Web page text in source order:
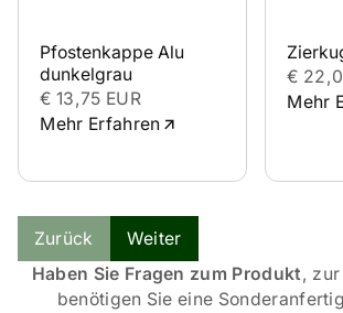
Pfostenkappe Alu
dunkelgrau
€ 13,75 EUR
Mehr Erfahren
€
Mehr
Zurück
Weiter
Haben Sie Fragen zum Produkt,
benötigen Sie eine